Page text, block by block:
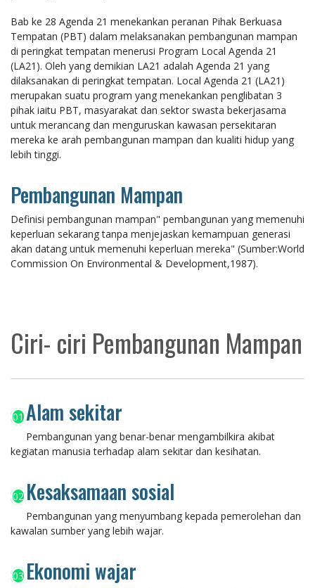
Bab ke 28 Agenda 21 menekankan peranan Pihak Berkuasa
Tempatan (PBT) dalam melaksanakan pembangunan mampan
di peringkat tempatan menerusi Program Local Agenda 21
(LA21). Oleh yang demikian LA21 adalah Agenda 21 yang
dilaksanakan di peringkat tempatan. Local Agenda 21 (LA21)
merupakan suatu program yang menekankan penglibatan 3
pihak iaitu PBT, masyarakat dan sektor swasta bekerjasama
untuk merancang dan menguruskan kawasan persekitaran
mereka ke arah pembangunan mampan dan kualiti hidup yang
lebih tinggi.
Pembangunan Mampan
Definisi pembangunan mampan" pembangunan yang memenuhi
keperluan sekarang tanpa menjejaskan kemampuan generasi
akan datang untuk memenuhi keperluan mereka" (Sumber:World
Commission On Environmental & Development,1987).
Ciri- ciri Pembangunan Mampan
01Alam sekitar
Pembangunan yang benar-benar mengambilkira akibat
kegiatan manusia terhadap alam sekitar dan kesihatan.
02 Kesaksamaan sosial
Pembangunan yang menyumbang kepada pemerolehan dan
kawalan sumber yang lebih wajar.
03 Ekonomi wajar